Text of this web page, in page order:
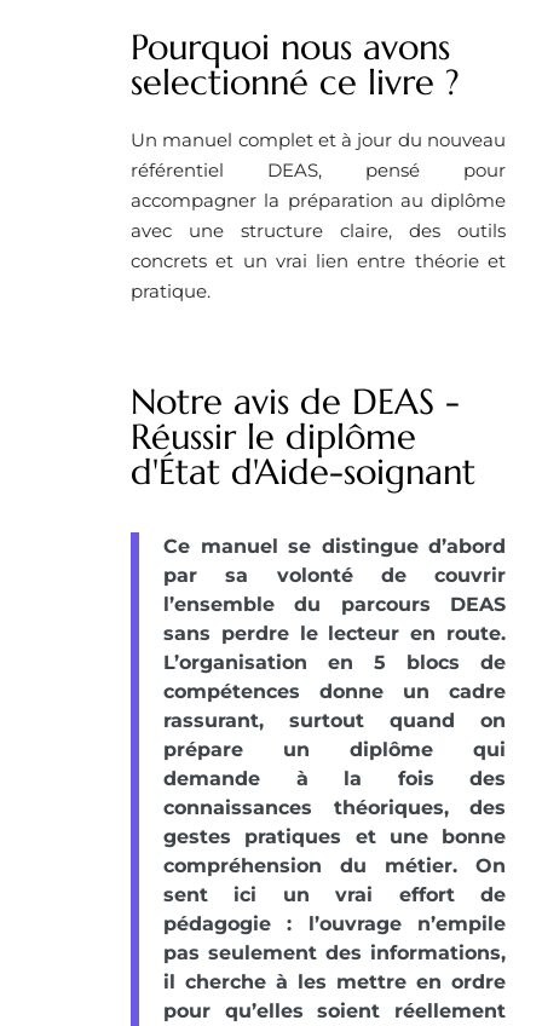
Pourquoi nous avons
selectionné ce livre ?
Un manuel complet et à jour du nouveau
référentiel DEAS, pensé pour
accompagner la préparation au diplôme
avec une structure claire, des outils
concrets et un vrai lien entre théorie et
pratique.
Notre avis de DEAS -
Réussir le diplôme
d'État d'Aide-soignant
Ce manuel se distingue d’abord
par sa volonté de couvrir
l’ensemble du parcours DEAS
sans perdre le lecteur en route.
L’organisation en 5 blocs de
compétences donne un cadre
rassurant, surtout quand on
prépare un diplôme qui
demande à la fois des
connaissances théoriques, des
gestes pratiques et une bonne
compréhension du métier. On
sent ici un vrai effort de
pédagogie : l’ouvrage n’empile
pas seulement des informations,
il cherche à les mettre en ordre
pour qu’elles soient réellement